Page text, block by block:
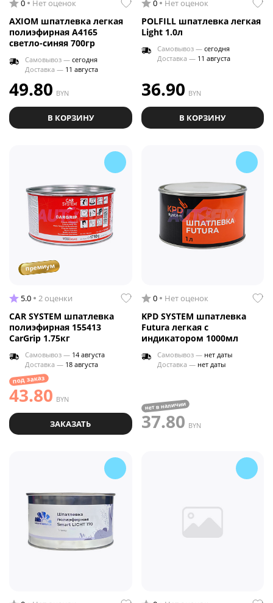
0 Нет оценок
AXIOM шпатлевка легкая
полиэфирная A4165
светло-синяя 700гр
Самовывоз — сегодня
Доставка — 11 августа
49.80 BYN
В КОРЗИНУ
0 Нет оценок
POLFILL шпатлевка легкая
Light 1.0л
Самовывоз — сегодня
Доставка — 11 августа
36.90 BYN
В КОРЗИНУ
премиум
5.0 2 оценки
CAR SYSTEM шпатлевка
полиэфирная 155413
CarGrip 1.75кг
Самовывоз — 14 августа
Доставка — 18 августа
под заказ
43.80 BYN
ЗАКАЗАТЬ
0 Нет оценок
KPD SYSTEM шпатлевка
Futura легкая с
индикатором 1000мл
Самовывоз — нет даты
Доставка — нет даты
нет в наличии
37.80 BYN